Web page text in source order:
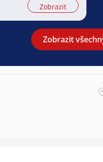
Zobrazit
Zobrazit